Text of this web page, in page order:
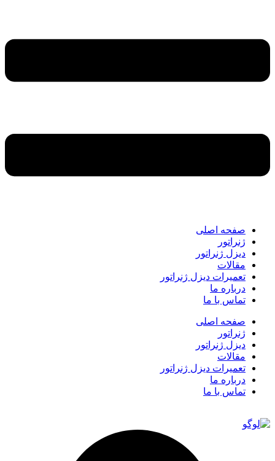
صفحه اصلی
ژنراتور
دیزل ژنراتور
مقالات
تعمیرات دیزل ژنراتور
درباره ما
تماس با ما
صفحه اصلی
ژنراتور
دیزل ژنراتور
مقالات
تعمیرات دیزل ژنراتور
درباره ما
تماس با ما